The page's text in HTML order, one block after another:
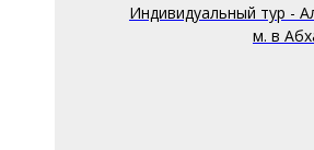
Индивидуальный тур -
м. в